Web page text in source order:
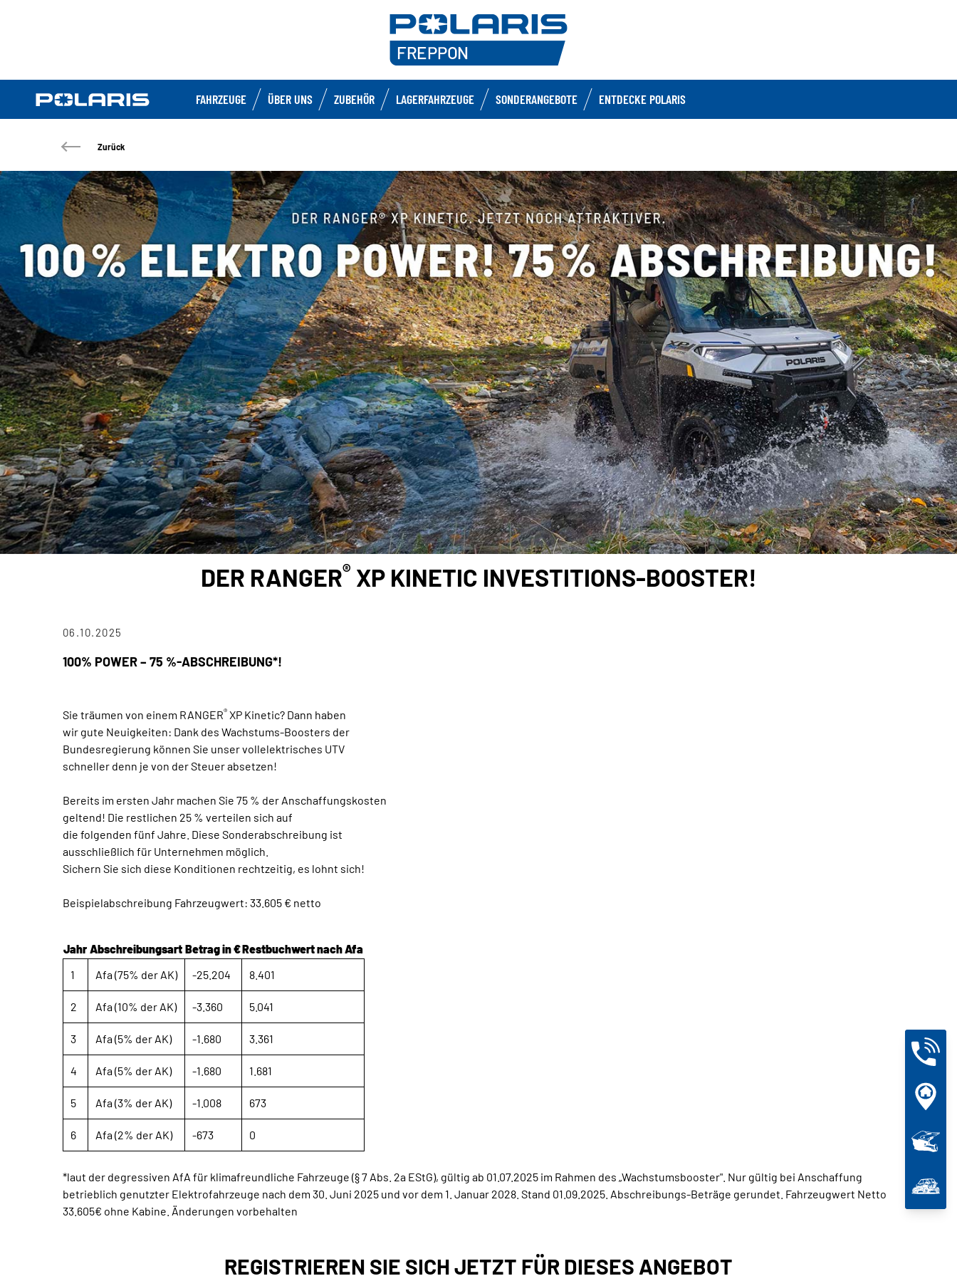
FAHRZEUGE ÜBER UNS ZUBEHÖR LAGERFAHRZEUGE SONDERANGEBOTE ENTDECKE POLARIS
Zurück
DER RANGER® XP KINETIC INVESTITIONS-BOOSTER!
06.10.2025
100% POWER – 75 %-ABSCHREIBUNG*!
Sie träumen von einem RANGER®XP Kinetic? Dann haben
wir gute Neuigkeiten: Dank des Wachstums-Boosters der
Bundesregierung können Sie unser vollelektrisches UTV
schneller denn je von der Steuer absetzen!
Bereits im ersten Jahr machen Sie 75 % der Anschaffungskosten
geltend! Die restlichen 25 % verteilen sich auf
die folgenden fünf Jahre. Diese Sonderabschreibung ist
ausschließlich für Unternehmen möglich.
Sichern Sie sich diese Konditionen rechtzeitig, es lohnt sich!
Beispielabschreibung Fahrzeugwert: 33.605 € netto
Jahr Abschreibungsart Betrag in €Restbuchwert nach Afa
1
Afa (75% der AK) -25.204 8.401
2 Afa (10% der AK) -3.360 5.041
3 Afa (5% der AK) -1.680 3.361
4 Afa (5% der AK) -1.680 1.681
5 Afa (3% der AK) -1.008 673
6 Afa (2% der AK) -673 0
*laut der degressiven AfA für klimafreundliche Fahrzeuge (§ 7 Abs. 2a EStG), gültig ab 01.07.2025 im Rahmen des „Wachstumsbooster". Nur gültig bei Anschaffung
betrieblich genutzter Elektrofahrzeuge nach dem 30. Juni 2025 und vor dem 1. Januar 2028. Stand 01.09.2025. Abschreibungs-Beträge gerundet. Fahrzeugwert Netto
33.605€ ohne Kabine. Änderungen vorbehalten
REGISTRIEREN SIE SICH JETZT FÜR DIESES ANGEBOT